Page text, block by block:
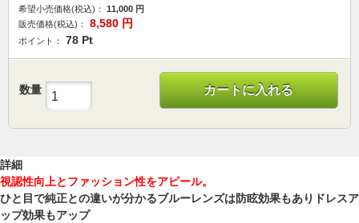
希望小売価格(税込)： 11,000 円
販売価格(税込)：
8,580 円
ポイント： 78 Pt
数量 カートに入れる
詳細
視認性向上とファッション性をアピール。
ひと目で純正との違いが分かるブルーレンズは防眩効果もありドレスア
ップ効果もアップ